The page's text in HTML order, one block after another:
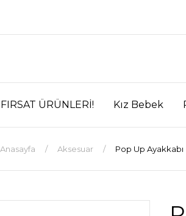
FIRSAT ÜRÜNLERİ! Kız Bebek
Anasayfa Aksesuar Pop Up Ayakkabı